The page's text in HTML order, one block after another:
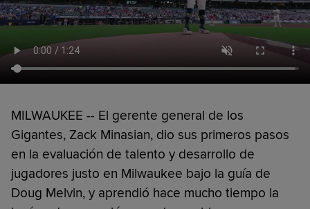
MILWAUKEE -- El gerente general de los
Gigantes, Zack Minasian, dio sus primeros pasos
en la evaluación de talento y desarrollo de
jugadores justo en Milwaukee bajo la guía de
Doug Melvin, y aprendió hace mucho tiempo la